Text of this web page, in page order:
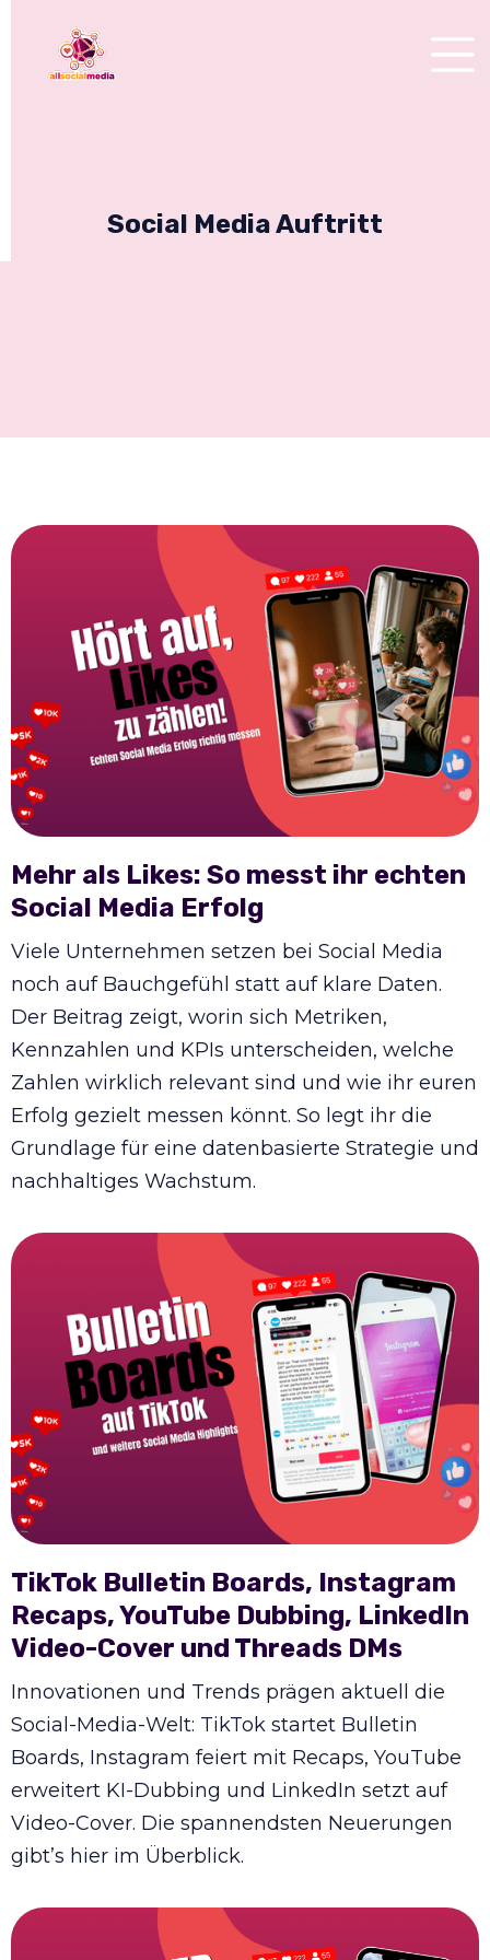
Social Media Auftritt
Mehr als Likes: So messt ihr echten
Social Media Erfolg
Viele Unternehmen setzen bei Social Media
noch auf Bauchgefühl statt auf klare Daten.
Der Beitrag zeigt, worin sich Metriken,
Kennzahlen und KPIs unterscheiden, welche
Zahlen wirklich relevant sind und wie ihr euren
Erfolg gezielt messen könnt. So legt ihr die
Grundlage für eine datenbasierte Strategie und
nachhaltiges Wachstum.
TikTok Bulletin Boards, Instagram
Recaps, YouTube Dubbing, LinkedIn
Video-Cover und Threads DMs
Innovationen und Trends prägen aktuell die
Social-Media-Welt: TikTok startet Bulletin
Boards, Instagram feiert mit Recaps, YouTube
erweitert KI-Dubbing und LinkedIn setzt auf
Video-Cover. Die spannendsten Neuerungen
gibt’s hier im Überblick.